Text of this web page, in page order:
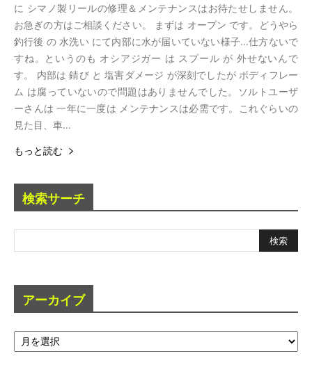
に シマノ製リールの修理＆メンテナンスはお待たせしません。
お急ぎの方はご相談ください。 まずは オープン です。どうやら
釣行後 の 水洗い にて内部に水が届いていない様子...仕方ないで
すね。というのも オシアジガー は スプール が 外せないんで
す。 内部は 錆び と 塩害ダメージ が深刻でしたが ボディフレー
ム は腐っていないので問題はありませんでした。ソルトユーザ
ーさんは 一年に一度は メンテナンスは必需です。これぐらいの
見た目、車...
もっと読む
検索サーチ
アーカイブ
ア
ー